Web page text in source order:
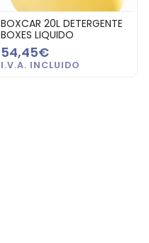
BOXCAR 20L DETERGENTE
BOXES LIQUIDO
54,45€